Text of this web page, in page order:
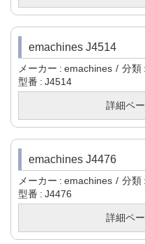
emachines J4514
メーカー emachines 分類
型番
J4514
詳細ペ
emachines J4476
メーカー emachines 分類
型番
J4476
詳細ペ